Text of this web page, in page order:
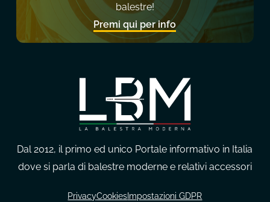
balestre!
Premi qui per info
Dal 2012, il primo ed unico Portale informativo in Italia
dove si parla di balestre moderne e relativi accessori
PrivacyCookies Impostazioni GDPR